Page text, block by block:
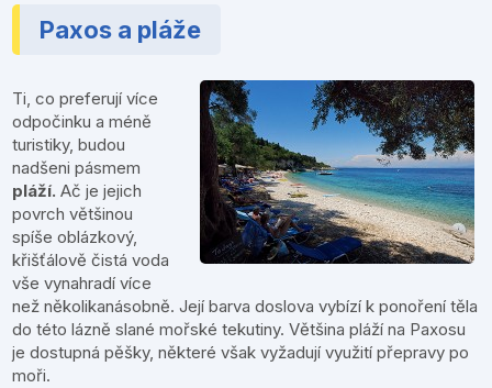
Paxos a pláže
Ti, co preferují více
odpočinku a méně
turistiky, budou
nadšeni pásmem
pláží. Ač je jejich
povrch většinou
spíše oblázkový,
křišťálově čistá voda
vše vynahradí více
než několikanásobně. Její barva doslova vybízí k ponoření těla
do této lázně slané mořské tekutiny. Většina pláží na Paxosu
je dostupná pěšky, některé však vyžadují využití přepravy po
moři.